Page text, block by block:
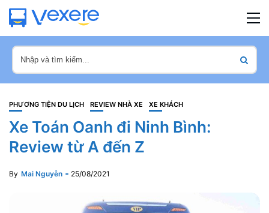
PHƯƠNG TIỆN DU LỊCH REVIEW NHÀ XE XE KHÁCH
Xe Toán Oanh đi Ninh Bình:
Review từ A đến Z
By Mai Nguyễn 25/08/2021